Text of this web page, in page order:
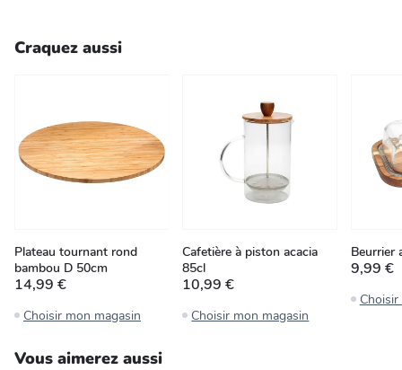
Craquez aussi
Plateau tournant rond
bambou D 50cm
14,99 €
Choisir mon magasin
Cafetière à piston acacia
85cl
10,99 €
Choisir mon magasin
Beurrier
9,99 €
Vous aimerez aussi